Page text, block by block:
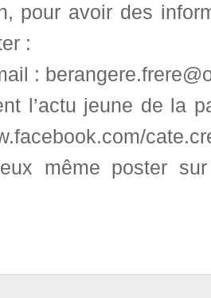
pour avoir des
:
:
l’actu jeune de la
même poster